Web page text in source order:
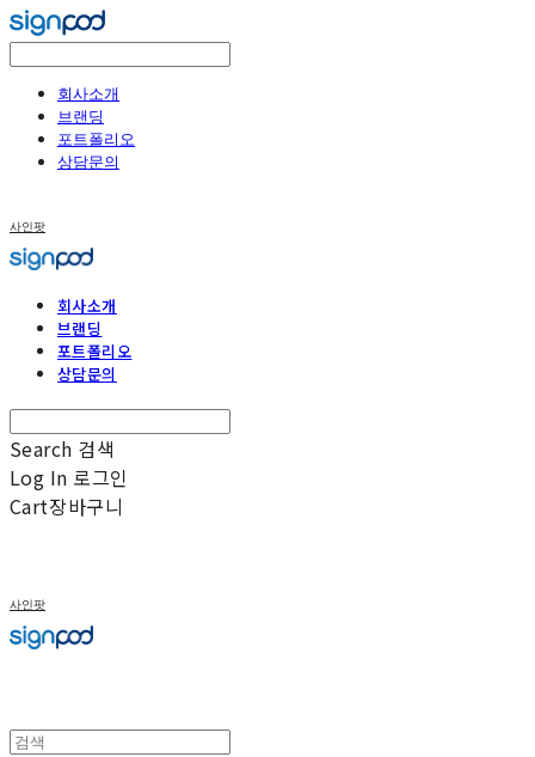
회사소개
브랜딩
포트폴리오
상담문의
사인팟
회사소개
브랜딩
포트폴리오
상담문의
Search 검색
Log In 로그인
Cart장바구니
사인팟